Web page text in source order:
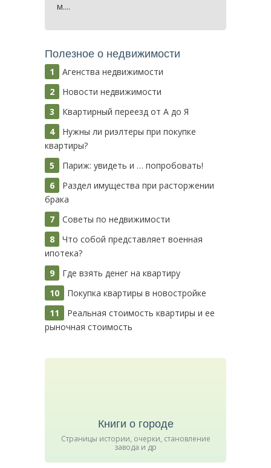
м....
Полезное о недвижимости
Агенства недвижимости
Новости недвижимости
Квартирный переезд от А до Я
Нужны ли риэлтеры при покупке
квартиры?
Париж: увидеть и … попробовать!
Раздел имущества при расторжении
брака
Советы по недвижимости
Что собой представляет военная
ипотека?
Где взять денег на квартиру
Покупка квартиры в новостройке
Реальная стоимость квартиры и ее
рыночная стоимость
Книги о городе
Страницы истории, очерки, становление
завода и др